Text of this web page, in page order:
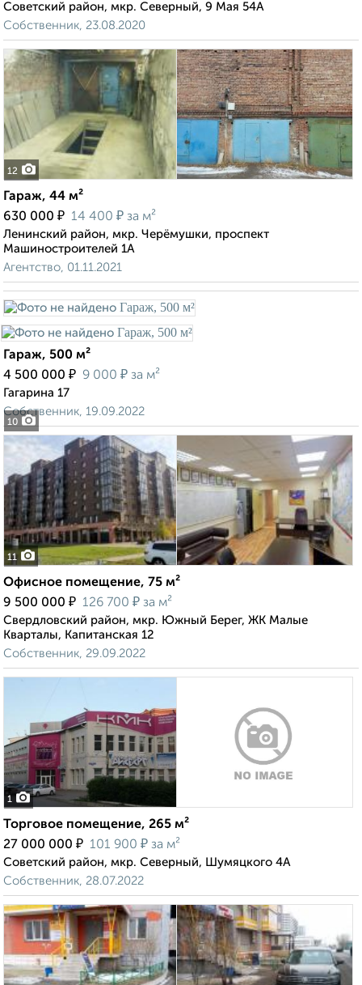
Советский район, мкр. Северный, 9 Мая 54А
Собственник, 23.08.2020
12
Гараж, 44 м²
630 000 ₽ 14 400 ₽ за м²
Ленинский район, мкр. Черёмушки, проспект
Машиностроителей 1А
Агентство, 01.11.2021
10
Гараж, 500 м²
4 500 000 ₽ 9 000 ₽ за м²
Гагарина 17
Собственник, 19.09.2022
11
Офисное помещение, 75 м²
9 500 000 ₽ 126 700 ₽ за м²
Свердловский район, мкр. Южный Берег, ЖК Малые
Кварталы, Капитанская 12
Собственник, 29.09.2022
1
Торговое помещение, 265 м²
27 000 000 ₽ 101 900 ₽ за м²
Советский район, мкр. Северный, Шумяцкого 4А
Собственник, 28.07.2022